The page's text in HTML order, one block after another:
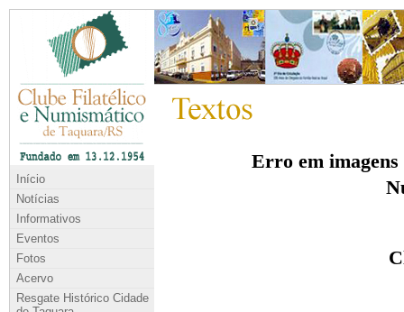
Início
Notícias
Informativos
Eventos
Fotos
Acervo
Resgate Histórico Cidade